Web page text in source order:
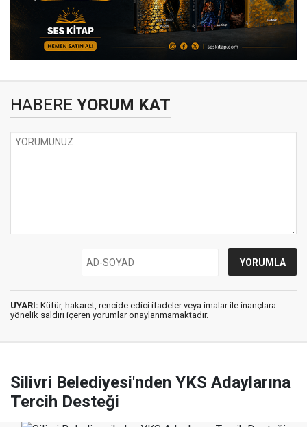
HABERE YORUM KAT
UYARI: Küfür, hakaret, rencide edici ifadeler veya imalar ile inançlara
yönelik saldırı içeren yorumlar onaylanmamaktadır.
Silivri Belediyesi'nden YKS Adaylarına
Tercih Desteği